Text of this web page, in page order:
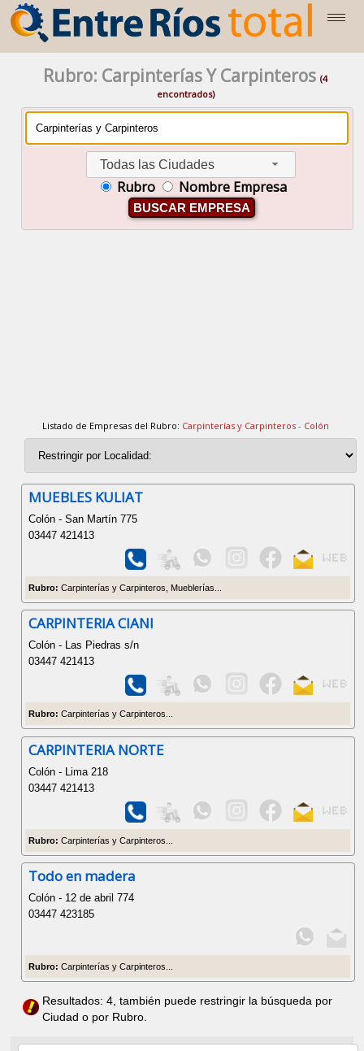
Rubro: Carpinterías Y Carpinteros(4
encontrados)
Todas las Ciudades
Rubro Nombre Empresa
BUSCAR EMPRESA
Listado de Empresas del Rubro: Carpinterías y Carpinteros - Colón
MUEBLES KULIAT
Colón - San Martín 775
03447 421413
Rubro: Carpinterías y Carpinteros, Mueblerías...
CARPINTERIA CIANI
Colón - Las Piedras s/n
03447 421413
Rubro: Carpinterías y Carpinteros...
CARPINTERIA NORTE
Colón - Lima 218
03447 421413
Rubro: Carpinterías y Carpinteros...
Todo en madera
Colón - 12 de abril 774
03447 423185
Rubro: Carpinterías y Carpinteros...
Resultados: 4, también puede restringir la búsqueda por
Ciudad o por Rubro.